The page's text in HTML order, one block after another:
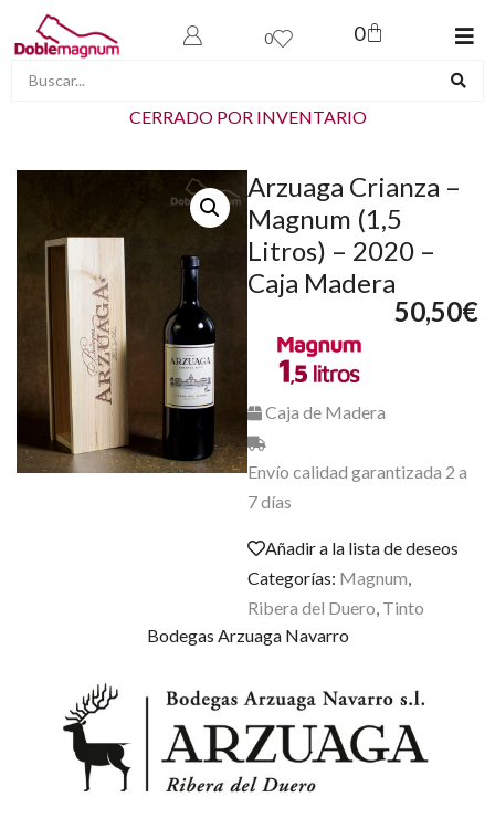
0 0
CERRADO POR INVENTARIO
Arzuaga Crianza –
Magnum (1,5
Litros) – 2020 –
Caja Madera
50,50€
Caja de Madera
Envío calidad garantizada 2 a
7 días
Añadir a la lista de deseos
Categorías: Magnum,
Ribera del Duero, Tinto
Bodegas Arzuaga Navarro